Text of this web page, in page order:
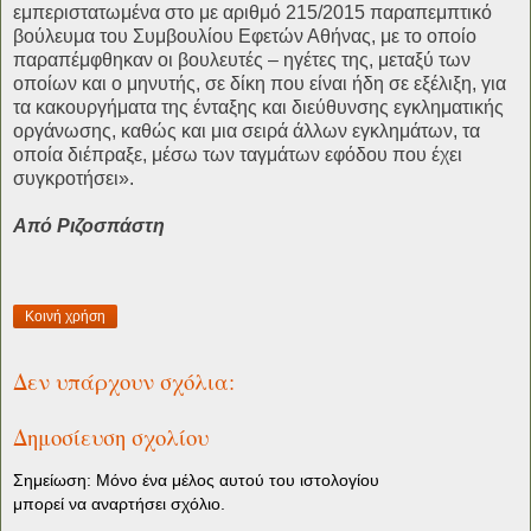
εμπεριστατωμένα στο με αριθμό 215/2015 παραπεμπτικό
βούλευμα του Συμβουλίου Εφετών Αθήνας, με το οποίο
παραπέμφθηκαν οι βουλευτές – ηγέτες της, μεταξύ των
οποίων και ο μηνυτής, σε δίκη που είναι ήδη σε εξέλιξη, για
τα κακουργήματα της ένταξης και διεύθυνσης εγκληματικής
οργάνωσης, καθώς και μια σειρά άλλων εγκλημάτων, τα
οποία διέπραξε, μέσω των ταγμάτων εφόδου που έχει
συγκροτήσει».
Από Ριζοσπάστη
Κοινή χρήση
Δεν υπάρχουν σχόλια:
Δημοσίευση σχολίου
Σημείωση: Μόνο ένα μέλος αυτού του ιστολογίου
μπορεί να αναρτήσει σχόλιο.